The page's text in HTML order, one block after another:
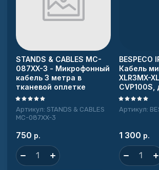
Название - А-Я
STANDS & CABLES MC-
087XX-3 - Микрофонный
кабель 3 метра в
тканевой оплетке
Артикул: STANDS & CABLES
MC-087XX-3
750 р.
BESPECO
Кабель
XLR3MX-
Артикул:
1 300 р.